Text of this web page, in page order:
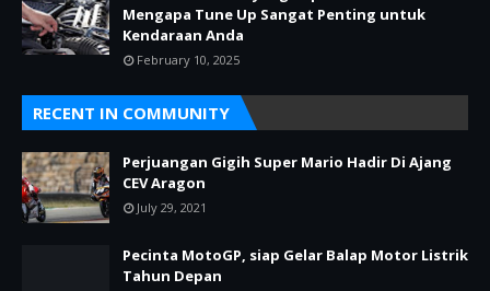
Mengapa Tune Up Sangat Penting untuk
Kendaraan Anda
February 10, 2025
RECENT IN COMMUNITY
Perjuangan Gigih Super Mario Hadir Di Ajang
CEV Aragon
July 29, 2021
Pecinta MotoGP, siap Gelar Balap Motor Listrik
Tahun Depan